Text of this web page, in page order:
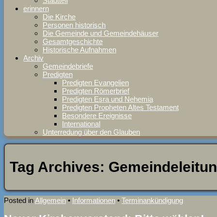
erinnern
Die Kirche
Personen historisch
Die Gemeinde und Gemeindehäuser
Gesamtgeschichte
Historische Aufnahmen
Archiv
Gemeindebriefe
Predigten
Predigten Evangelien
Predigten Römerbrief
Predigten Esra und Nehemia
Predigten Propheten Altes Testament
Besondere Ereignisse
International
Unterredung über den Glauben
Tag Archives:
Posted inAllgemein • Informationen • Terminankündigung